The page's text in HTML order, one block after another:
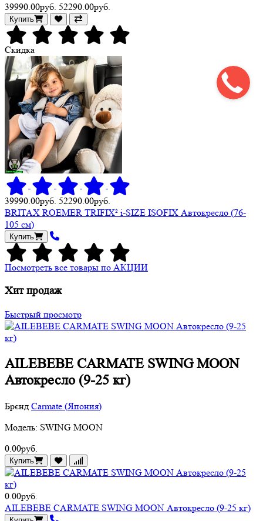
39990.00руб. 52290.00руб.
Купить
Скидка
39990.00руб. 52290.00руб.
BRITAX ROEMER TRIFIX² i-SIZE ISOFIX Автокресло (76-
105 см)
Купить
Посмотреть все товары по АКЦИИ
Хит продаж
Быстрый просмотр
AILEBEBE CARMATE SWING MOON
Автокресло (9-25 кг)
Брєнд Carmate (Япония)
Модель: SWING MOON
0.00руб.
Купить
0.00руб.
AILEBEBE CARMATE SWING MOON Автокресло (9-25 кг)